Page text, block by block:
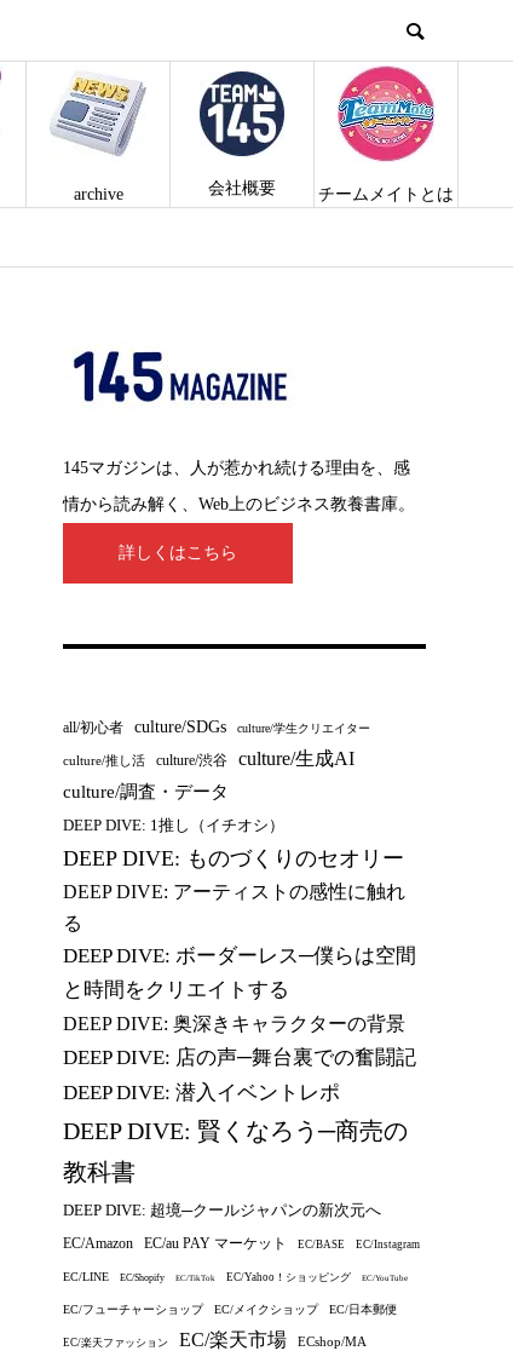
archive 会社概要 チームメイトとは
145マガジンは、人が惹かれ続ける理由を、感
情から読み解く、Web上のビジネス教養書庫。
詳しくはこちら
all/初心者 culture/SDGs culture/学生クリエイター
culture/推し活 culture/渋谷 culture/生成AI
culture/調査・データ
DEEP DIVE: 1推し（イチオシ）
DEEP DIVE: ものづくりのセオリー
DEEP DIVE: アーティストの感性に触れ
る
DEEP DIVE: ボーダーレス─僕らは空間
と時間をクリエイトする
DEEP DIVE: 奥深きキャラクターの背景
DEEP DIVE: 店の声─舞台裏での奮闘記
DEEP DIVE: 潜入イベントレポ
DEEP DIVE: 賢くなろう─商売の
教科書
DEEP DIVE: 超境─クールジャパンの新次元へ
EC/Amazon EC/au PAY マーケット EC/BASE EC/Instagram
EC/LINE EC/Shopify EC/TikTok EC/Yahoo！ショッピング EC/YouTube
EC/フューチャーショップ EC/メイクショップ EC/日本郵便
EC/楽天ファッション EC/楽天市場 ECshop/MA